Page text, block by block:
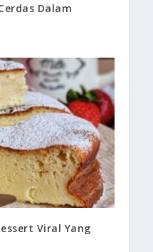
Dalam
Viral Yang